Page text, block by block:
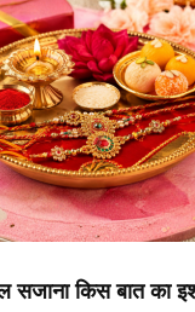
सजाना किस बात का